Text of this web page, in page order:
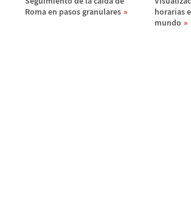
Roma en pasos granulares
horarias
mundo